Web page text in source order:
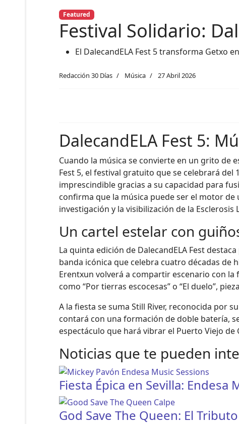
Featured
Festival Solidario:
El DalecandELA Fest 5 transforma Getxo
Redacción 30 Días Música 27 Abril 2026
DalecandELA Fest 5:
Cuando la música se convierte en un grito de
Fest 5, el festival gratuito que se celebrará
imprescindible gracias a su capacidad para
confirma que la música puede ser el motor
investigación y la visibilización de la Esclerosis
Un cartel estelar con
La quinta edición de DalecandELA Fest
banda icónica que celebra cuatro décadas de
Erentxun volverá a compartir escenario con
como “Por tierras escocesas” o “El duelo”,
A la fiesta se suma Still River, reconocida por
contará con una formación de doble batería,
espectáculo que hará vibrar el Puerto Viejo
Noticias que te pueden
Fiesta Épica en Sevilla:
God Save The Queen: El